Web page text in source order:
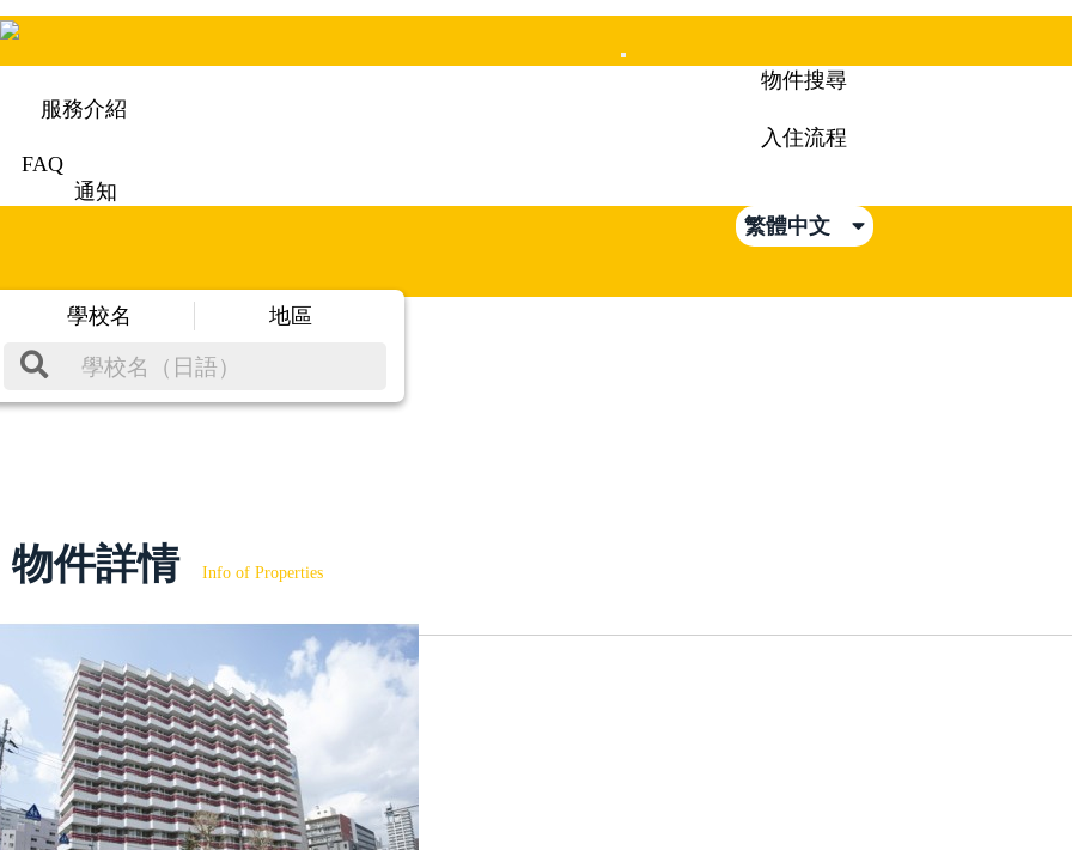
Mobile
物件搜尋
服務介紹
入住流程
FAQ
通知
繁體中文
學校名 地區
物件詳情 Info of Properties